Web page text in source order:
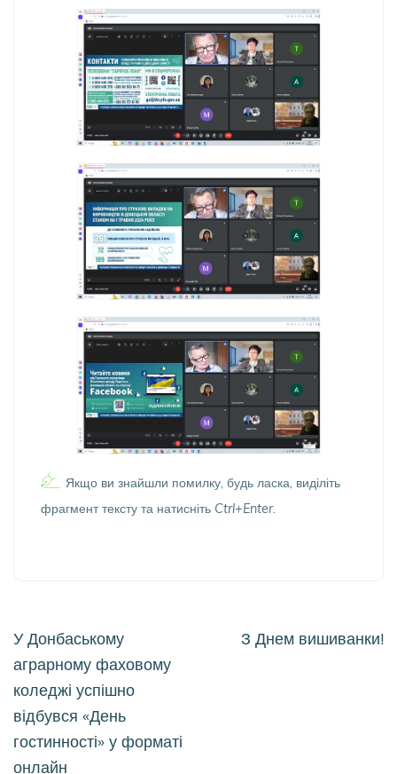
Якщо ви знайшли помилку, будь ласка, виділіть
фрагмент тексту та натисніть Ctrl+Enter.
Навігація
записів
У Донбаському
аграрному фаховому
коледжі успішно
відбувся «День
гостинності» у форматі
онлайн
З Днем вишиванки!